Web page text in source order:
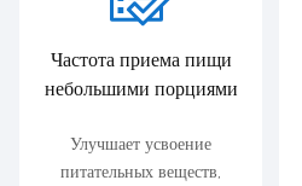
Частота приема пищи
небольшими порциями
Улучшает усвоение
питательных веществ,